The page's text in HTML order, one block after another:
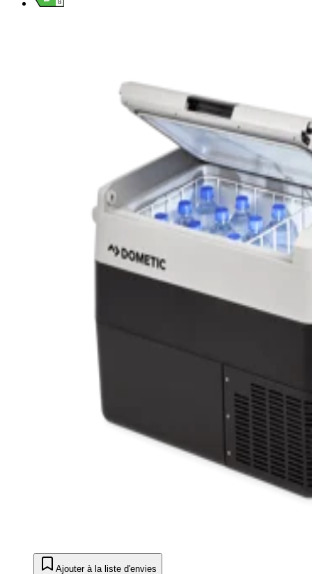
Ajouter à la liste d'envies